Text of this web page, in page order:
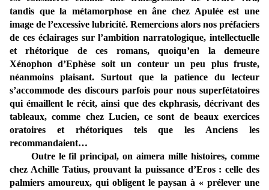
tandis que la métamorphose en âne chez Apulée est une
image de l’excessive lubricité. Remercions alors nos préfaciers
de ces éclairages sur l’ambition narratologique, intellectuelle
et rhétorique de ces romans, quoiqu’en la demeure
Xénophon d’Ephèse soit un conteur un peu plus fruste,
néanmoins plaisant. Surtout que la patience du lecteur
s’accommode des discours parfois pour nous superfétatoires
qui émaillent le récit, ainsi que des ekphrasis, décrivant des
tableaux, comme chez Lucien, ce sont de beaux exercices
oratoires et rhétoriques tels que les Anciens les
recommandaient…
Outre le fil principal, on aimera mille histoires, comme
chez Achille Tatius, prouvant la puissance d’Eros : celle des
palmiers amoureux, qui obligent le paysan à « prélever une